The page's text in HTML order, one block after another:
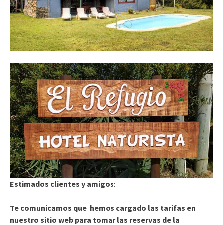
Estimados clientes y amigos:
Te comunicamos que hemos cargado las tarifas en
nuestro sitio web para tomar las reservas de la